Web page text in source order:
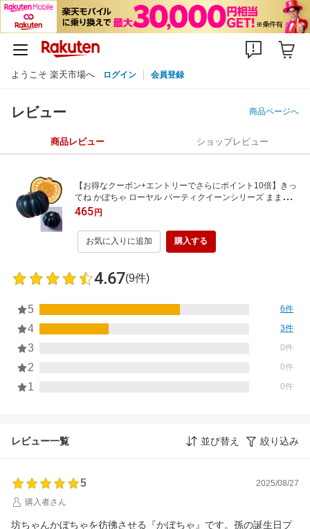
ようこそ 楽天市場へ ログイン 会員登録
レビュー 商品ページへ
商品レビュー ショップレビュー
【お得なクーポン+エントリーでさらにポイント10倍】きっ
てね かぼちゃ ローヤル パーティクイーンシリーズ ままごと
食材 野菜 やさい クリスマス
465円
お気に入りに追加 購入する
4.67(9件)
5 6件
4 3件
3 0件
2 0件
1 0件
レビュー一覧 並び替え 絞り込み
5
2025/08/27
購入者さん
坊ちゃんかぼちゃを彷彿させる『かぼちゃ』です。孫の誕生日プ